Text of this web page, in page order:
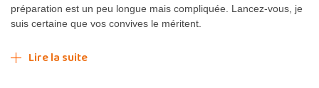
préparation est un peu longue mais compliquée. Lancez-vous, je
suis certaine que vos convives le méritent.
Lire la suite